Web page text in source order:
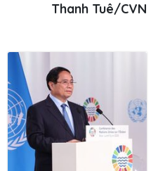
Thanh Tuê/CVN